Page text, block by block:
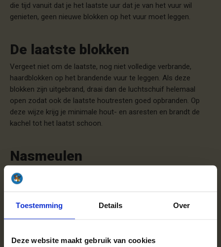
Toestemming Details Over
Deze website maakt gebruik van cookies
die tijd vanuit dat je het laatste uur dat je van het vuur wil
genieten, geen nieuwe blokken op het vuur moet leggen.
De laatste blokken
Vergeet niet om de laatste, nog niet volledige verbrande,
haardblokken op het brandende vuur te leggen. Als deze
blokken zijn uitgebrand, draai dan de luchtschuif helemaal
open zodat ook de laatste houtresten goed opbranden. Op
deze wijze krijg je minimale hout- en asresten en brandt de
kachel tot het laatst schoon.
Nasmeulen
Het is belangrijk dat je het vuur niet zachtjes laat nasmeulen,
omdat hierbij onvolledige verbranding plaatsvindt en
kachel te laten “overnachten” door op het laatst de kachel te
vullen met hout en dan de luchtschuif helemaal dicht te
alleen jouw kachel en rookkanaal, maar zet je ook de hele